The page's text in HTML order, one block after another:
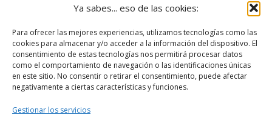
Ya sabes... eso de las cookies:
Para ofrecer las mejores experiencias, utilizamos tecnologías como las
cookies para almacenar y/o acceder a la información del dispositivo. El
consentimiento de estas tecnologías nos permitirá procesar datos
como el comportamiento de navegación o las identificaciones únicas
en este sitio. No consentir o retirar el consentimiento, puede afectar
negativamente a ciertas características y funciones.
Gestionar los servicios
6ª Parada: Iglesia de La
Magdalena